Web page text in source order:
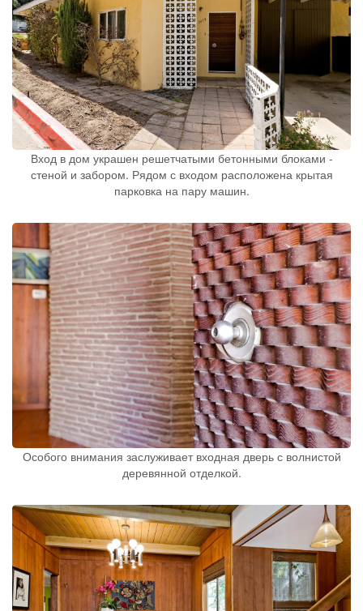
Вход в дом украшен решетчатыми бетонными блоками -
стеной и забором. Рядом с входом расположена крытая
парковка на пару машин.
Особого внимания заслуживает входная дверь с волнистой
деревянной отделкой.